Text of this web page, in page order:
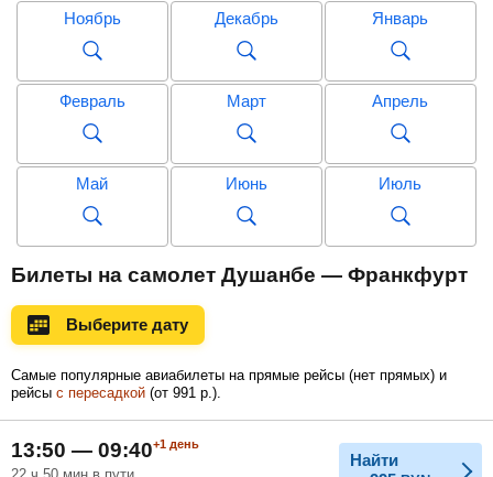
Ноябрь Декабрь Январь
Февраль Март Апрель
Май Июнь Июль
Сентябрь Октябрь
Ноябрь
Билеты на самолет Душанбе — Франкфурт
Выберите дату
Самые популярные авиабилеты на прямые рейсы (нет прямых) и
рейсы с пересадкой (от 991 р. ).
13:50 — 09:40+1 день
22 ч 50 мин в пути
Найти